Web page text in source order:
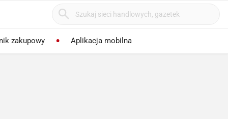
zakupowy Aplikacja mobilna